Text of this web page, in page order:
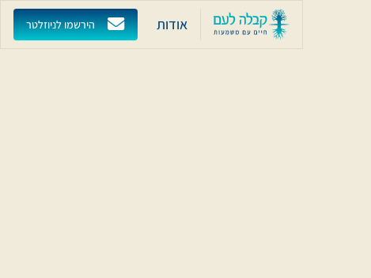
הירשמו לניוזלטר אודות